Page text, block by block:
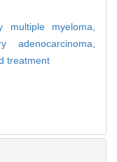
multiple myeloma,
adenocarcinoma,
treatment